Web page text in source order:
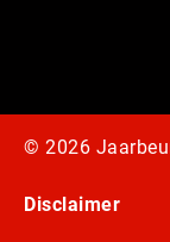
© 2026
Disclaimer